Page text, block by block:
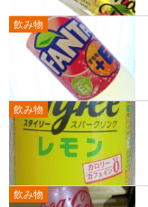
飲み物
飲み物
飲み物